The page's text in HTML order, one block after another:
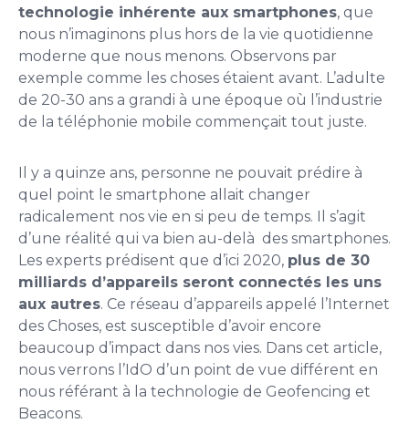
technologie inhérente aux smartphones, que
nous n’imaginons plus hors de la vie quotidienne
moderne que nous menons. Observons par
exemple comme les choses étaient avant. L’adulte
de 20-30 ans a grandi à une époque où l’industrie
de la téléphonie mobile commençait tout juste.
Il y a quinze ans, personne ne pouvait prédire à
quel point le smartphone allait changer
radicalement nos vie en si peu de temps. Il s’agit
d’une réalité qui va bien au-delà des smartphones.
Les experts prédisent que d’ici 2020, plus de 30
milliards d’appareils seront connectés les uns
aux autres. Ce réseau d’appareils appelé l’Internet
des Choses, est susceptible d’avoir encore
beaucoup d’impact dans nos vies. Dans cet article,
nous verrons l’IdO d’un point de vue différent en
nous référant à la technologie de Geofencing et
Beacons.